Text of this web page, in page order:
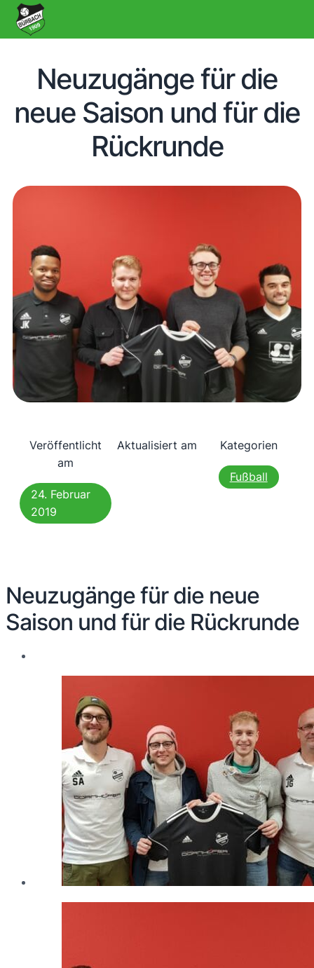
Neuzugänge für die
neue Saison und für die
Rückrunde
Veröffentlicht
am
24. Februar
2019
Aktualisiert am Kategorien
Fußball
Neuzugänge für die neue
Saison und für die Rückrunde